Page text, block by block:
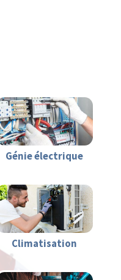
Génie électrique
Climatisation